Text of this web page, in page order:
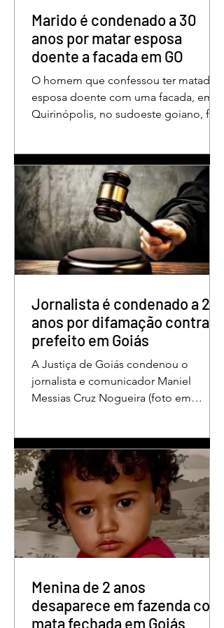
aos educadores muito mais do que
Marido é condenado a 30
anos por matar esposa
doente a facada em GO
O homem que confessou ter matado a
esposa doente com uma facada, em
Quirinópolis, no sudoeste goiano, foi
em outubro de 2025, na casa do casal.
À época, Cléria Rosa de Moraes se
recuperava de um Acidente Vascular
Cerebral (AVC) e estava em condição
de fragilidade física. De acordo com o
processo, Cléria foi morta com um
único golpe de faca no pescoço,
repousando, desferido pelo
Jornalista é condenado a 2
anos por difamação contra
prefeito em Goiás
A Justiça de Goiás condenou o
jornalista e comunicador Maniel
Messias Cruz Nogueira (foto em
pelo crime de difamação contra o ex-
prefeito de Edéia, José Wagner Neves
de Andrade. A sentença foi proferida
pelo juiz Hermes Pereira Vidigal, da
Vara Criminal da Comarca de Edéia. O
jornalista contesta a decisão e diz que
sofre perseguição. Apesar da
regime inicialmente aberto e
Menina de 2 anos
desaparece em fazenda com
mata fechada em Goiás